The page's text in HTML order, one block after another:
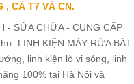
, CẢ T7 VÀ CN.
- SỬA CHỮA - CUNG CẤP
LINH KIỆN MÁY RỬA BÁT
linh kiện lò vi sóng, linh
100% tại Hà Nội và